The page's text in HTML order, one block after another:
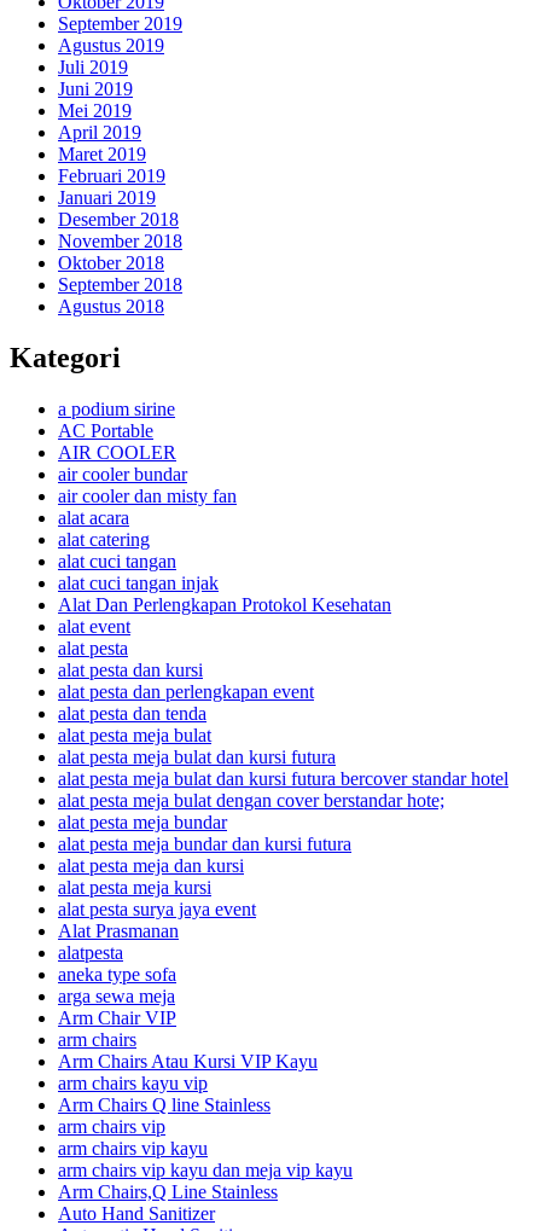
September 2019
Agustus 2019
Juli 2019
Juni 2019
Mei 2019
April 2019
Maret 2019
Februari 2019
Januari 2019
Desember 2018
November 2018
Oktober 2018
September 2018
Agustus 2018
Kategori
a podium sirine
AC Portable
AIR COOLER
air cooler bundar
air cooler dan misty fan
alat acara
alat catering
alat cuci tangan
alat cuci tangan injak
Alat Dan Perlengkapan Protokol Kesehatan
alat event
alat pesta
alat pesta dan kursi
alat pesta dan perlengkapan event
alat pesta dan tenda
alat pesta meja bulat
alat pesta meja bulat dan kursi futura
alat pesta meja bulat dan kursi futura bercover standar hotel
alat pesta meja bulat dengan cover berstandar hote;
alat pesta meja bundar
alat pesta meja bundar dan kursi futura
alat pesta meja dan kursi
alat pesta meja kursi
alat pesta surya jaya event
Alat Prasmanan
alatpesta
aneka type sofa
arga sewa meja
Arm Chair VIP
arm chairs
Arm Chairs Atau Kursi VIP Kayu
arm chairs kayu vip
Arm Chairs Q line Stainless
arm chairs vip
arm chairs vip kayu
arm chairs vip kayu dan meja vip kayu
Arm Chairs,Q Line Stainless
Auto Hand Sanitizer